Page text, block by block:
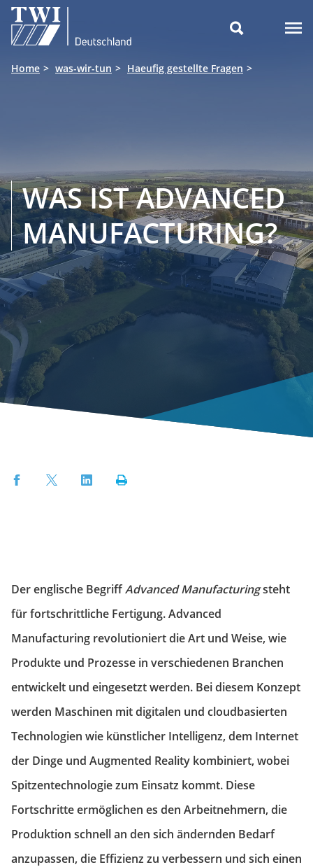

Home was-wir-tun Haeufig gestellte Fragen
WAS IST ADVANCED
MANUFACTURING?
FacebookTwitterLinkedInPrint
Der englische BegriffAdvanced Manufacturingsteht
für fortschrittliche Fertigung. Advanced
Manufacturing revolutioniert die Art und Weise, wie
Produkte und Prozesse in verschiedenen Branchen
entwickelt und eingesetzt werden. Bei diesem Konzept
werden Maschinen mit digitalen und cloudbasierten
Technologien wie künstlicher Intelligenz, dem Internet
der Dinge und Augmented Reality kombiniert, wobei
Spitzentechnologie zum Einsatz kommt. Diese
Fortschritte ermöglichen es den Arbeitnehmern, die
Produktion schnell an den sich ändernden Bedarf
anzupassen, die Effizienz zu verbessern und sich einen